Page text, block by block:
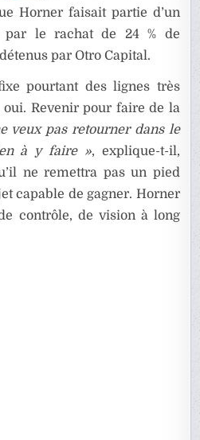
Horner faisait partie d’un
par le rachat de 24 % de
par Otro Capital.
pourtant des lignes très
oui. Revenir pour faire de la
veux pas retourner dans le
à y faire », explique-t-il,
ne remettra pas un pied
capable de gagner. Horner
contrôle, de vision à long